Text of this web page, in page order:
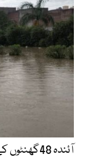
آئندہ